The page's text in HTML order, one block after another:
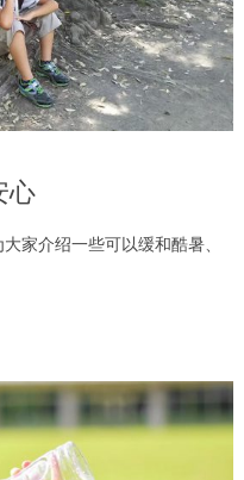
心
家介绍一些可以缓和酷暑、